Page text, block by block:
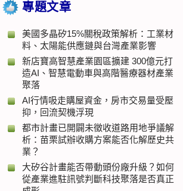
專題文章
美國多晶矽15%關稅政策解析：工業材
料、太陽能供應鏈與台灣產業影響
新店寶高智慧產業園區擴建 300億元打
造AI、智慧電動車與高階醫療器材產業
聚落
AI行情吸走購屋資金，房市交易量受壓
抑，回流契機浮現
都市計畫已開闢未徵收道路用地爭議解
析：苗栗試辦收購方案能否化解歷史共
業？
大矽谷計畫能否帶動頭份廠升級？如何
從產業進駐訊號判斷科技聚落是否真正